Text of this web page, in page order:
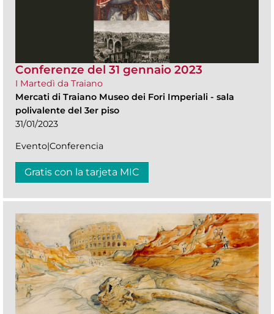
Conferenze del 31 gennaio 2023
I Martedì da Traiano
Mercati di Traiano Museo dei Fori Imperiali - sala
polivalente del 3er piso
31/01/2023
Evento|Conferencia
Gratis con la tarjeta MIC